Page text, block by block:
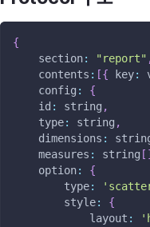
{
section: "report"
contents : [{ key:
config :
{
id : string ,
type: string ,
dimensions :
measures : string [ ]
option:
{
type:
style:
{
layout :